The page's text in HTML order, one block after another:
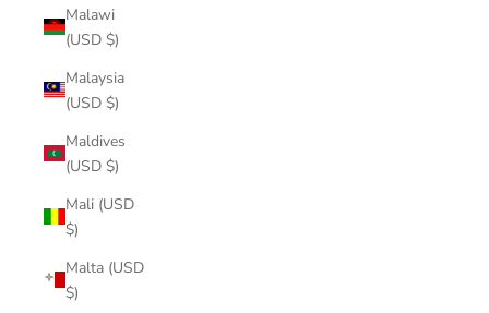
Malawi
(USD $)
Malaysia
(USD $)
Maldives
(USD $)
Mali (USD
$)
Malta (USD
$)